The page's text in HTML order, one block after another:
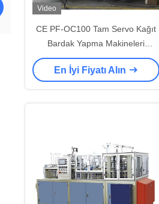
Video
CE PF-OC100 Tam Servo Kağıt
Bardak Yapma Makineleri
Dakikada 140-170 Adet
En İyi Fiyatı Alın